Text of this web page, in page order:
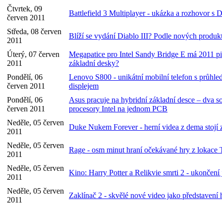
Čtvrtek, 09
červen 2011
Battlefield 3 Multiplayer - ukázka a rozhovor s
Středa, 08 červen
2011
Blíží se vydání Diablo III? Podle nových
Úterý, 07 červen
2011
Megapatice pro Intel Sandy Bridge E má 2011
základní desky?
Pondělí, 06
červen 2011
Lenovo S800 - unikátní mobilní telefon s
displejem
Pondělí, 06
červen 2011
Asus pracuje na hybridní základní desce – dva
procesory Intel na jednom PCB
Neděle, 05 červen
2011
Duke Nukem Forever - herní videa z dema stojí
Neděle, 05 červen
2011
Rage - osm minut hraní očekávané hry z lokace
Neděle, 05 červen
2011
Kino: Harry Potter a Relikvie smrti 2 - ukončení
Neděle, 05 červen
2011
Zaklínač 2 - skvělé nové video jako